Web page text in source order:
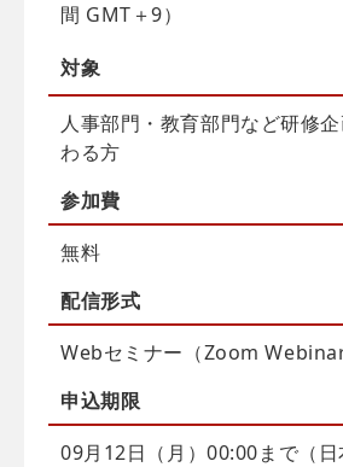
間 GMT＋9）
対象
人事部門・教育部門など研修
わる方
参加費
無料
配信形式
Webセミナー（Zoom Webinar
申込期限
09月12日（月）00:00まで（日